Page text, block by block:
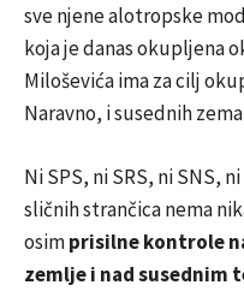
sve njene alotropske
koja je danas okupljena
Miloševića ima za cilj
Naravno, i susednih
Ni SPS, ni SRS, ni SNS,
sličnih strančica nema
osimprisilne kontrole
zemlje i nad susednim